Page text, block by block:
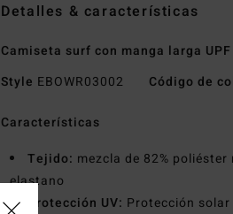
Detalles & características
Camiseta surf con manga larga
Style EBOWR03002 Código de
Características
Tejido: mezcla de 82% poliéster
elastano
Protección UV: Protección solar